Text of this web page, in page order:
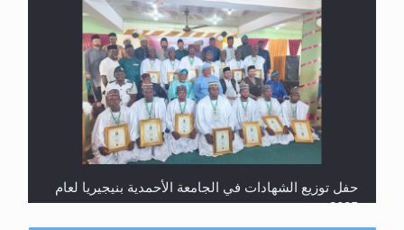
حفل توزيع الشهادات في الجامعة الأحمدية بنيجيريا لعام
2025